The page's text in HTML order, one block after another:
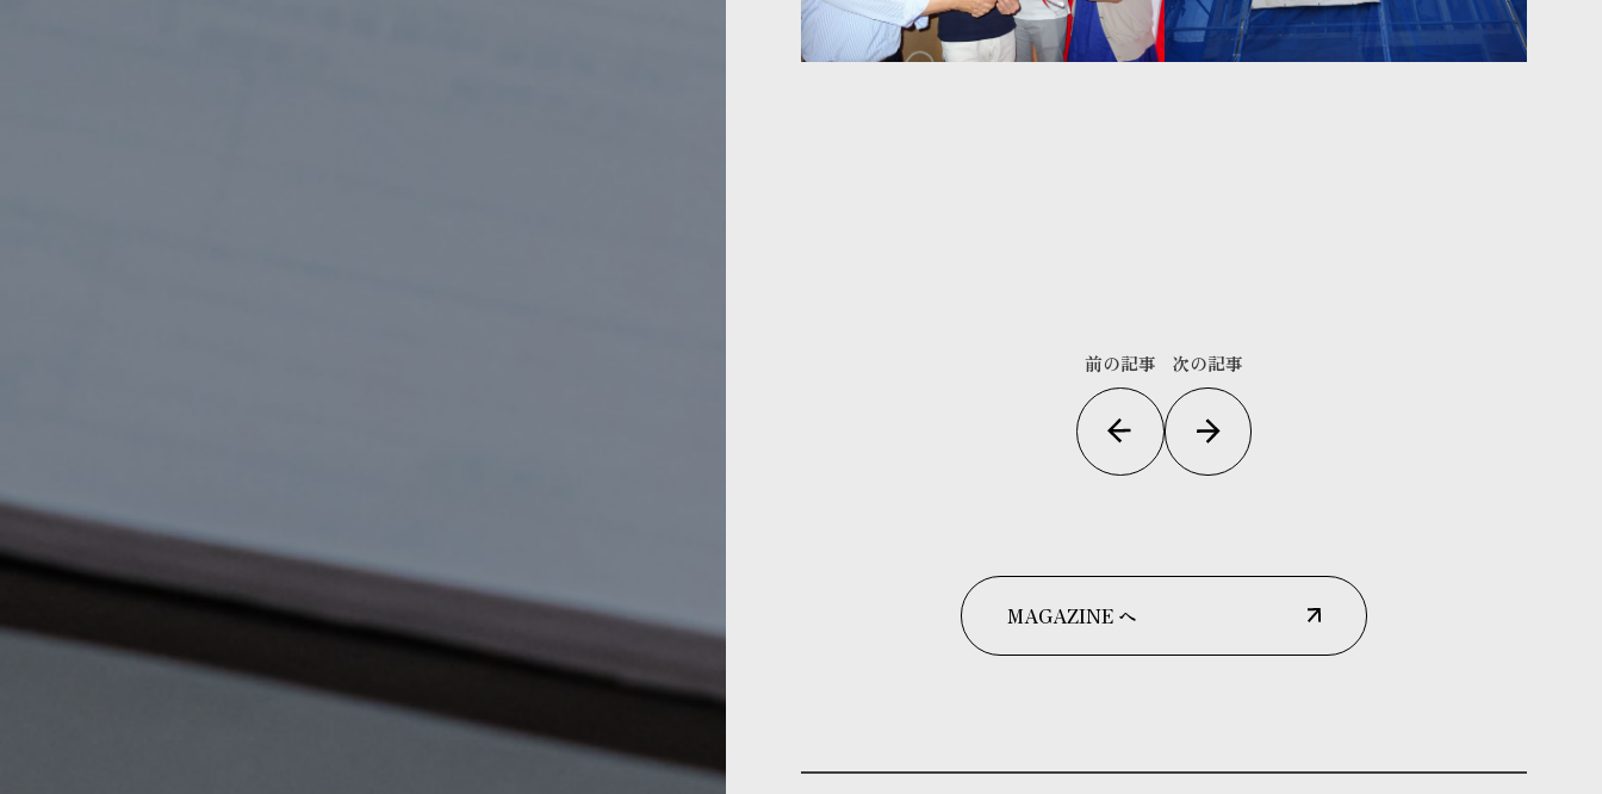
前の記事 次の記事
MAGAZINE へ